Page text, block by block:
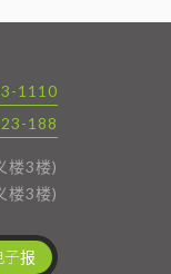
1110
188
楼3楼)
楼3楼)
子报